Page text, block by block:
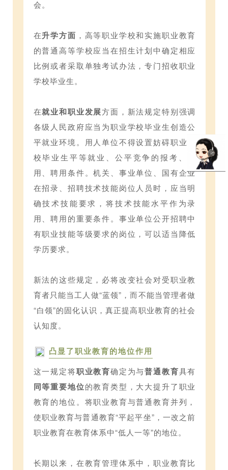
会。
在升学方面 ，高等职业学校和实施职业教育
的普通高等学校应当在招生计划中确定相应
比例或者采取单独考试办法，专门招收职业
学校毕业生。
在就业和职业发展方面，新法规定特别强调
各级人民政府应当为职业学校毕业生创造公
平就业环境。用人单位不得设置妨碍职业学
校毕业生平等就业、公平竞争的报考、录
用、聘用条件。机关、事业单位、国有企业
在招录、招聘技术技能岗位人员时，应当明
确技术技能要求，将技术技能水平作为录
用、聘用的重要条件。事业单位公开招聘中
有职业技能等级要求的岗位，可以适当降低
学历要求。
新法的这些规定，必将改变社会对受职业教
育者只能当工人做“蓝领”，而不能当管理者做
“白领”的固化认识，真正提高职业教育的社会
认知度。
凸显了职业教育的地位作用
这一规定将职业教育确定为与普通教育具有
同等重要地位的教育类型，大大提升了职业
教育的地位。将职业教育与普通教育并列，
使职业教育与普通教育“平起平坐”，一改之前
职业教育在教育体系中“低人一等”的地位。
长期以来，在教育管理体系中，职业教育比